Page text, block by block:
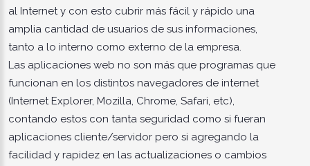
al Internet y con esto cubrir más fácil y rápido una
amplia cantidad de usuarios de sus informaciones,
tanto a lo interno como externo de la empresa.
Las aplicaciones web no son más que programas que
funcionan en los distintos navegadores de internet
(Internet Explorer, Mozilla, Chrome, Safari, etc),
contando estos con tanta seguridad como si fueran
aplicaciones cliente/servidor pero si agregando la
facilidad y rapidez en las actualizaciones o cambios